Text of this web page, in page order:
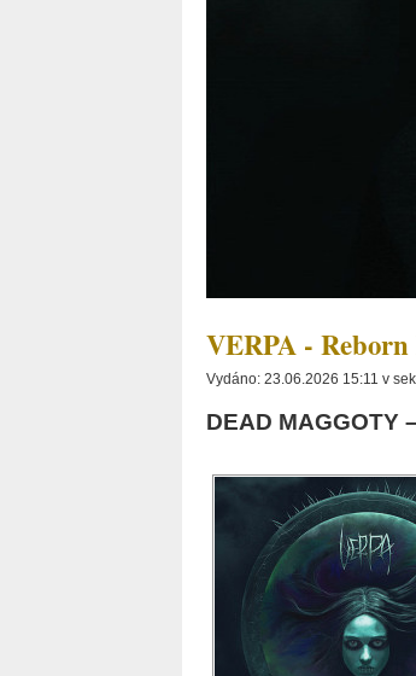
VERPA -
Vydáno: 23.06.2026 15:11 v
DEAD MAGGOTY